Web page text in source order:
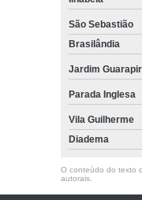
São Sebastião
Brasilândia
Jardim
Parada Inglesa
Vila Guilherme
Diadema
O conteúdo do texto
autorais